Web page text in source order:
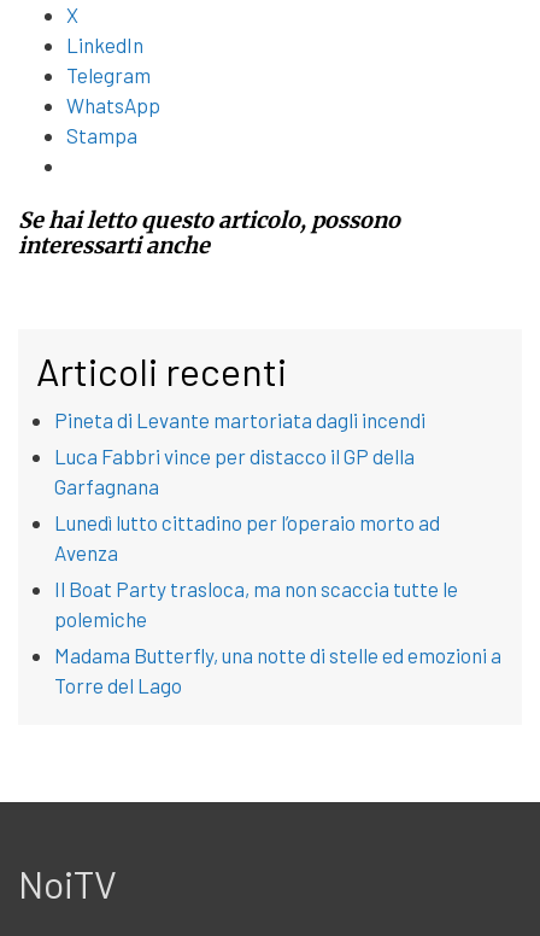
X
LinkedIn
Telegram
WhatsApp
Stampa
Se hai letto questo articolo, possono
interessarti anche
Articoli recenti
Pineta di Levante martoriata dagli incendi
Luca Fabbri vince per distacco il GP della
Garfagnana
Lunedì lutto cittadino per l’operaio morto ad
Avenza
Il Boat Party trasloca, ma non scaccia tutte le
polemiche
Madama Butterfly, una notte di stelle ed emozioni a
Torre del Lago
NoiTV